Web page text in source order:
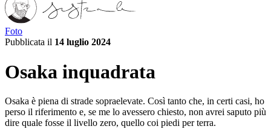
Foto
Pubblicata il 14 luglio 2024
Osaka inquadrata
Osaka è piena di strade sopraelevate. Così tanto che, in certi casi, ho
perso il riferimento e, se me lo avessero chiesto, non avrei saputo più
dire quale fosse il livello zero, quello coi piedi per terra.